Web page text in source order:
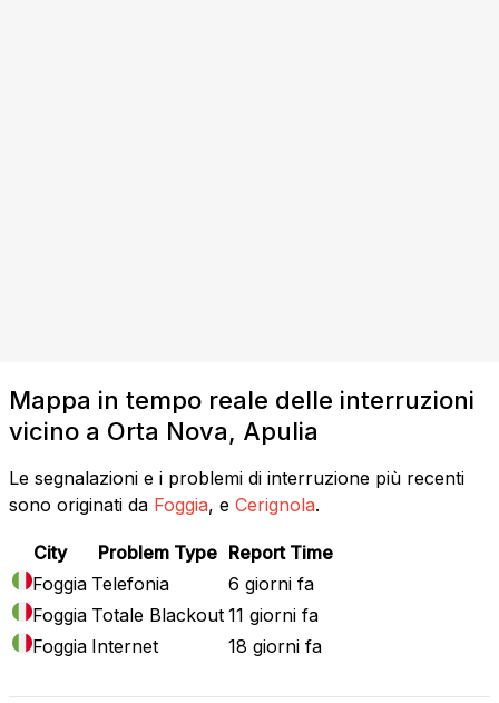
Mappa in tempo reale delle interruzioni
vicino a Orta Nova, Apulia
Le segnalazioni e i problemi di interruzione più recenti
sono originati da Foggia, e Cerignola.
City Problem Type Report Time
Foggia Telefonia
6 giorni fa
Foggia Totale Blackout 11 giorni fa
Foggia Internet 18 giorni fa